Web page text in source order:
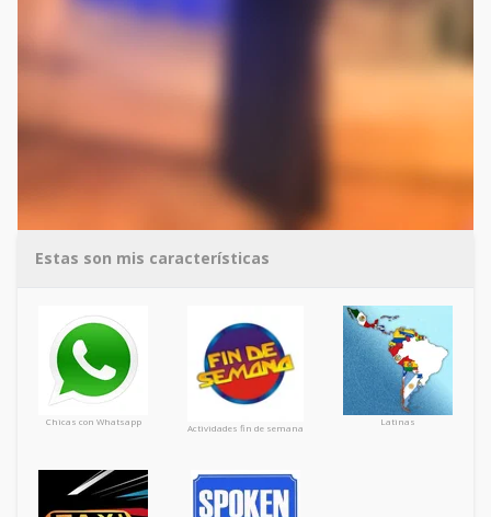
Estas son mis características
Chicas con Whatsapp
Actividades fin de semana
Latinas